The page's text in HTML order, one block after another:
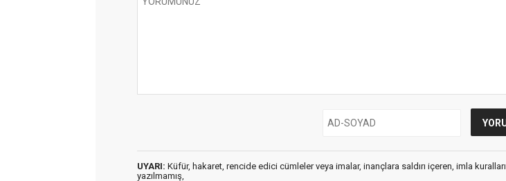
UYARI: Küfür, hakaret, rencide edici cümleler veya imalar, inançlara saldırı içeren, imla
yazılmamış,